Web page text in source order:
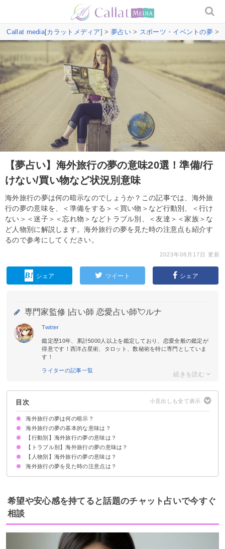
Callat media[カラットメディア] > 夢占い> スポーツ・イベントの夢 >
【夢占い】海外旅行の夢の意味20選！準備/行
けない/買い物など状況別意味
海外旅行の夢は何の暗示なのでしょうか？この記事では、海外旅
行の夢の意味を、＜準備をする＞＜買い物＞など行動別、＜行け
ない＞＜迷子＞＜忘れ物＞などトラブル別、＜友達＞＜家族＞な
ど人物別に解説します。海外旅行の夢を見た時の注意点も紹介す
るので参考にしてください。
2023年08月17日 更新
シェア ツイート シェア
専門家監修 | 占い師 恋愛占い師💘ルナ
Twitter
鑑定歴10年、累計5000人以上を鑑定しており、恋愛全般の鑑定が
得意です！西洋占星術、タロット、数秘術を特に専門としていま
す！
ライターの記事一覧
目次
海外旅行の夢は何の暗示？
海外旅行の夢の基本的な意味は？
変化・転機が訪れる暗示
状況によって意味が決まる
【行動別】海外旅行の夢の意味は？
海外旅行に行く夢【吉夢】
海外旅行に行く準備をする夢【吉夢】
海外旅行で買い物をする夢【吉夢】
海外旅行で写真を撮る夢【吉夢】
海外旅行のために空港に行く夢【吉夢】
海外旅行でお土産を買う夢【凶夢】
【トラブル別】海外旅行の夢の意味は？
海外旅行に行けない夢【凶夢】
海外旅行でパスポートを忘れる夢【警告夢】
海外旅行で忘れ物をする【警告夢】
海外旅行で迷子になる夢【凶夢】
海外旅行から帰れない夢【凶夢】
海外旅行で財布を盗まれる夢【吉夢】
海外旅行で怪我をする夢【凶夢】
【人物別】海外旅行の夢の意味は？
友達と海外旅行に行く夢【吉夢】
1人で海外旅行に行く夢【吉夢】
家族と海外旅行に行く夢【吉夢】
元彼と海外旅行に行く夢【吉夢・凶夢】
好きな人と海外旅行に行く夢【凶夢】
知らない人と海外旅行に行く夢【吉夢】
祖父母と海外旅行に行く夢【吉夢】
恋人と海外旅行に行く夢【吉夢】
海外旅行の夢を見た時の注意点は？
積極的に新しいことにチャレンジする
吉夢なら話さず警告夢や凶夢なら人に話す
希望や安心感を持てると話題のチャット占いで今すぐ
相談